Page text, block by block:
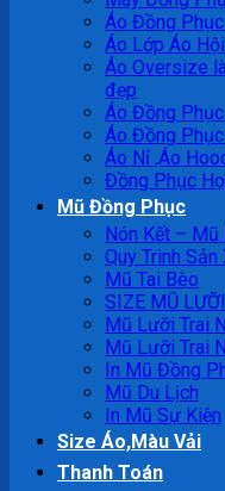
Áo Đồng
Áo Lớp Áo
Áo Oversize
đẹp
Áo Đồng
Áo Đồng
Áo Nỉ ,Áo
Đồng Phục
Mũ Đồng Phục
Nón Kết – Mũ
Quy Trình
Mũ Tai Bèo
SIZE MŨ
Mũ Lưỡi Trai
Mũ Lưỡi Trai
In Mũ Đồng
Mũ Du Lịch
In Mũ Sự Kiện
Size Áo,Màu Vải
Thanh Toán